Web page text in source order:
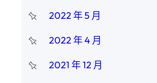
2022 年 5 月
2022 年 4 月
2021 年 12 月